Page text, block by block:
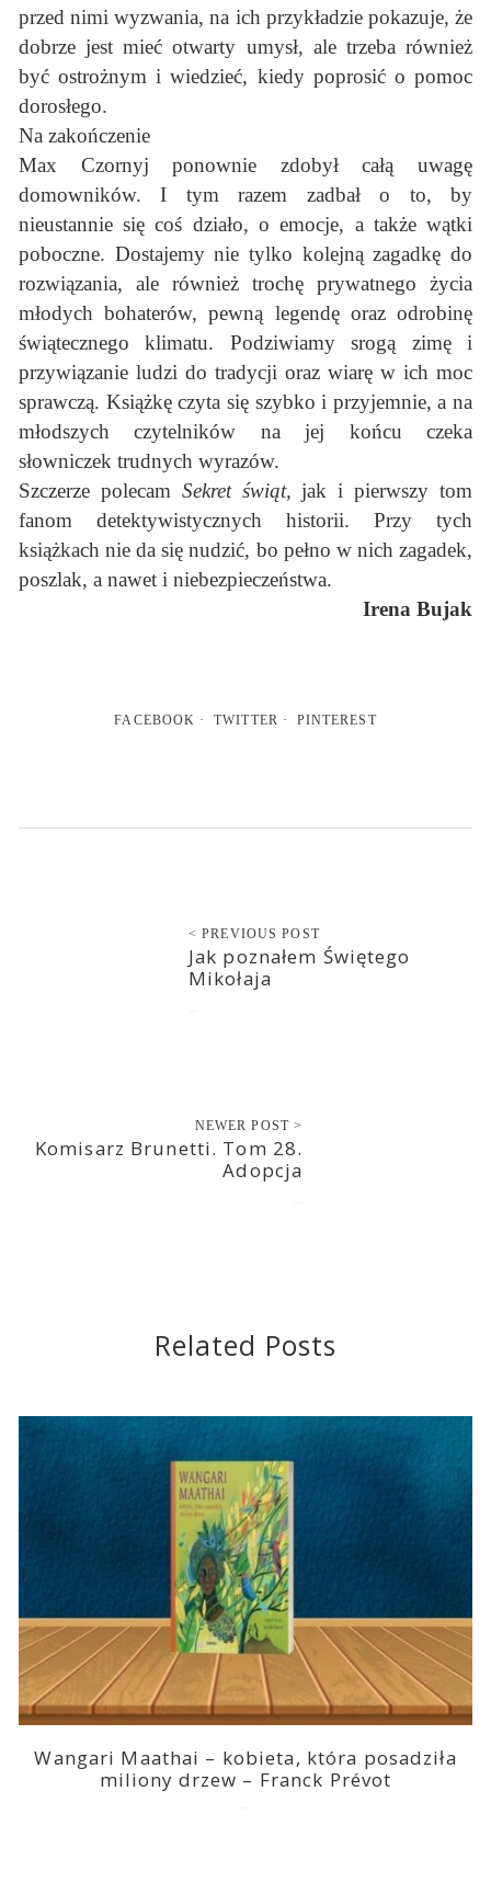
przed nimi wyzwania, na ich przykładzie pokazuje, że
dobrze jest mieć otwarty umysł, ale trzeba również
być ostrożnym i wiedzieć, kiedy poprosić o pomoc
dorosłego.
Na zakończenie
Max Czornyj ponownie zdobył całą uwagę
domowników. I tym razem zadbał o to, by
nieustannie się coś działo, o emocje, a także wątki
poboczne. Dostajemy nie tylko kolejną zagadkę do
rozwiązania, ale również trochę prywatnego życia
młodych bohaterów, pewną legendę oraz odrobinę
świątecznego klimatu. Podziwiamy srogą zimę i
przywiązanie ludzi do tradycji oraz wiarę w ich moc
sprawczą. Książkę czyta się szybko i przyjemnie, a na
młodszych czytelników na jej końcu czeka
słowniczek trudnych wyrazów.
Szczerze polecam Sekret świąt, jak i pierwszy tom
fanom detektywistycznych historii. Przy tych
książkach nie da się nudzić, bo pełno w nich zagadek,
poszlak, a nawet i niebezpieczeństwa.
Irena Bujak
FACEBOOK TWITTER PINTEREST
< PREVIOUS POST
Jak poznałem Świętego
Mikołaja
NEWER POST >
Komisarz Brunetti. Tom 28.
Adopcja
Related Posts
Wangari Maathai – kobieta, która posadziła
miliony drzew – Franck Prévot